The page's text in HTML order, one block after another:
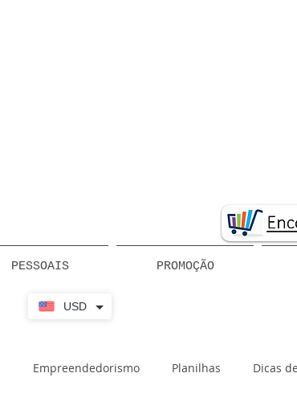
USD
PESSOAIS PROMOÇÃO
Empreendedorismo Planilhas Dicas